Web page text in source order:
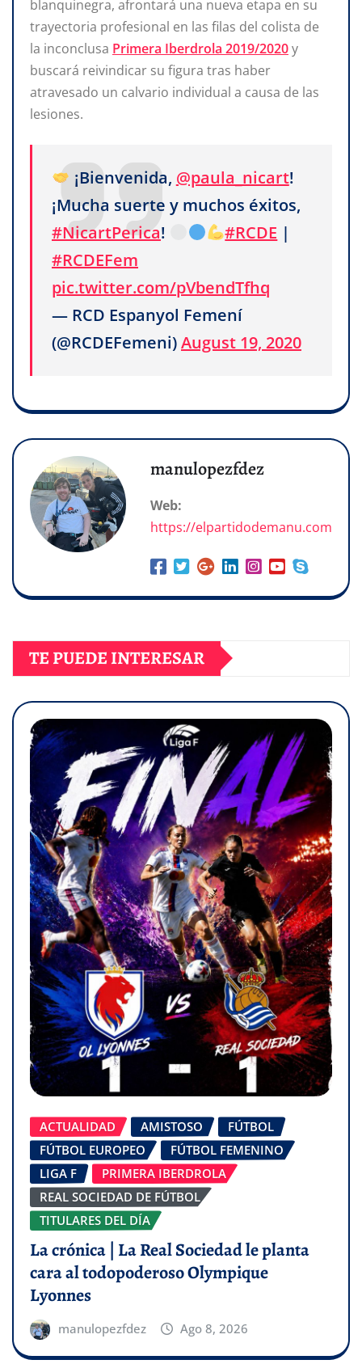
blanquinegra, afrontará una nueva etapa en su
trayectoria profesional en las filas del colista de
la inconclusa Primera Iberdrola 2019/2020y
buscará reivindicar su figura tras haber
atravesado un calvario individual a causa de las
lesiones.
¡Bienvenida, @paula_nicart!
¡Mucha suerte y muchos éxitos,
#NicartPerica! #RCDE |
#RCDEFem
pic.twitter.com/pVbendTfhq
— RCD Espanyol Femení
(@RCDEFemeni)August 19, 2020
manulopezfdez
Web:
https://elpartidodemanu.com
TE PUEDE INTERESAR
ACTUALIDAD AMISTOSO
FÚTBOL
FÚTBOL EUROPEO
FÚTBOL FEMENINO
LIGA F
PRIMERA IBERDROLA
REAL SOCIEDAD DE FÚTBOL
TITULARES DEL DÍA
La crónica | La Real Sociedad le planta
cara al todopoderoso Olympique
Lyonnes
manulopezfdez Ago 8, 2026